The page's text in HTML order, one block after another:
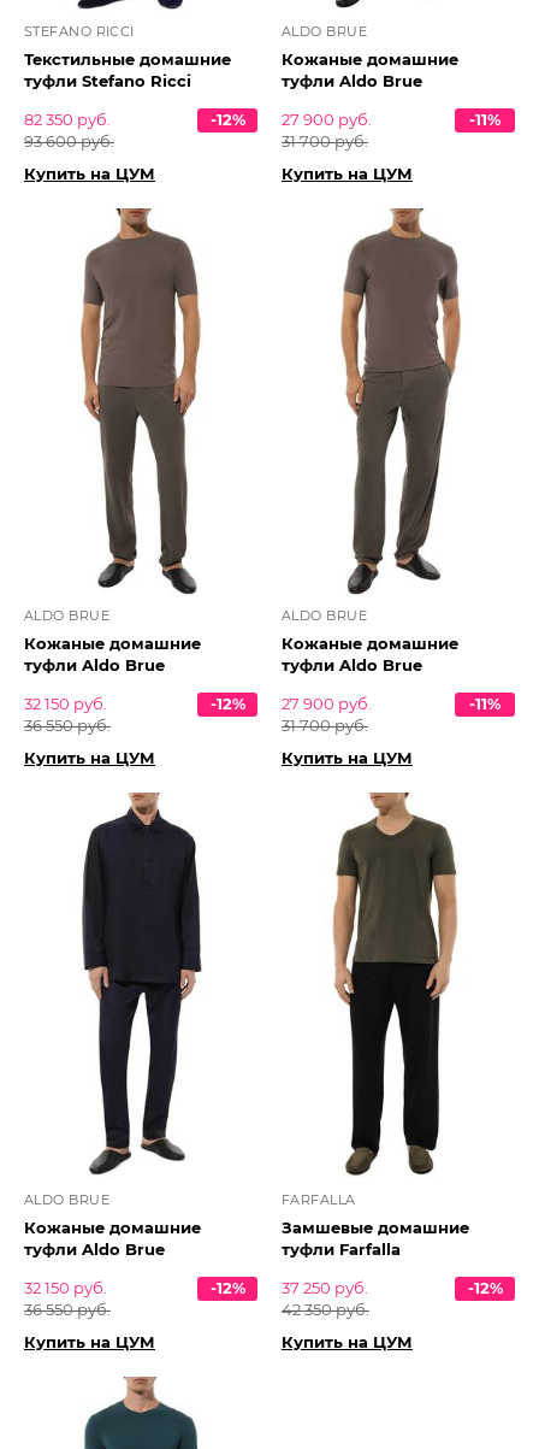
STEFANO RICCI
Текстильные домашние
туфли Stefano Ricci
82 350 руб.
93 600 руб.
-12%
Купить на ЦУМ
ALDO BRUE
Кожаные домашние
туфли Aldo Brue
27 900 руб.
31 700 руб.
-11%
Купить на ЦУМ
ALDO BRUE
Кожаные домашние
туфли Aldo Brue
32 150 руб.
36 550 руб.
-12%
Купить на ЦУМ
ALDO BRUE
Кожаные домашние
туфли Aldo Brue
27 900 руб.
31 700 руб.
-11%
Купить на ЦУМ
ALDO BRUE
Кожаные домашние
туфли Aldo Brue
32 150 руб.
36 550 руб.
-12%
Купить на ЦУМ
FARFALLA
Замшевые домашние
туфли Farfalla
37 250 руб.
42 350 руб.
-12%
Купить на ЦУМ